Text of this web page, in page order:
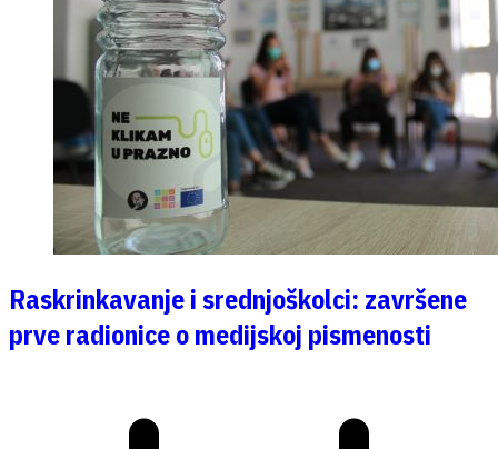
Raskrinkavanje i srednjoškolci: završene
prve radionice o medijskoj pismenosti